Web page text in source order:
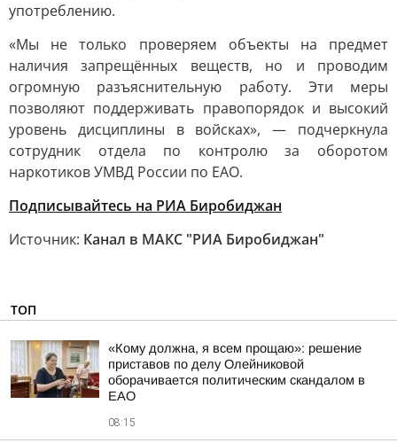
употреблению.
«Мы не только проверяем объекты на предмет
наличия запрещённых веществ, но и проводим
огромную разъяснительную работу. Эти меры
позволяют поддерживать правопорядок и высокий
уровень дисциплины в войсках», — подчеркнула
сотрудник отдела по контролю за оборотом
наркотиков УМВД России по ЕАО.
Подписывайтесь на РИА Биробиджан
Источник: Канал в МАКС "РИА Биробиджан"
ТОП
«Кому должна, я всем прощаю»: решение
приставов по делу Олейниковой
оборачивается политическим скандалом в
ЕАО
08:15